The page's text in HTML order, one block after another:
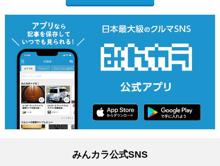
みんカラ公式SNS